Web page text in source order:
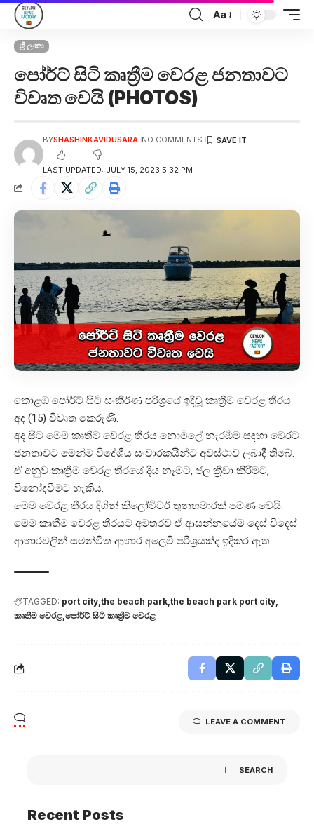
Aa
ශ්‍රී ලංකා
පෝර්ට් සිටි කෘත්‍රීම වෙරළ ජනතාවට
විවෘත වෙයි (PHOTOS)
LAST UPDATED: JULY 15, 2023 5:32 PM
BYSHASHINKAVIDUSARA NO COMMENTS
කොළඹ පෝර්ට් සිටි සංකීර්ණ පරිශ්‍රයේ ඉදිවූ කෘත්‍රීම වෙරළ තීරය
අද (15) විවෘත කෙරුණි.
අද සිට මෙම කෘතීම වෙරළ තීරය නොමිලේ නැරඹීම සඳහා මෙරට
ජනතාවට මෙන්ම විදේශීය සංචාරකයින්ට අවස්ථාව ලබාදී තිබේ.
ඒ අනුව කෘත්‍රීම වෙරළ තීරයේ දිය නෑමට, ජල ක්‍රීඩා කිරීමට,
විනෝදවීමට හැකිය.
මෙම වෙරළ තීරය දිගින් කිලෝමීටර් තුනහමාරක් පමණ වෙයි.
මෙම කෘතීම වෙරළ තීරයට අමතරව ඒ ආසන්නයේම දෙස් විදෙස්
ආහාරවලින් සමන්විත ආහාර අලෙවි පරිශ්‍රයක්ද ඉදිකර ඇත.
TAGGED: port city the beach park the beach park port city
කෘතීම වෙරළ පෝර්ට් සිටි කෘත්‍රීම වෙරළ
LEAVE A COMMENT
SEARCH
Recent Posts